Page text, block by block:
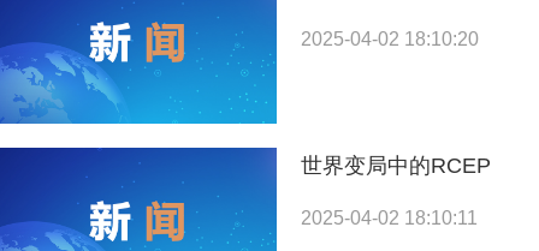
2025-04-02 18:10:20
世界变局中的RCEP
2025-04-02 18:10:11